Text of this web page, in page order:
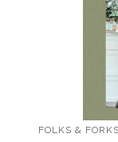
FOLKS &